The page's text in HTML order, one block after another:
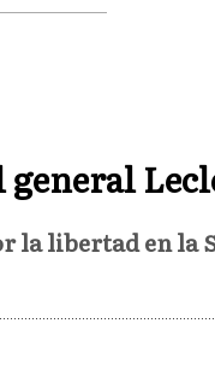
general
la libertad en la